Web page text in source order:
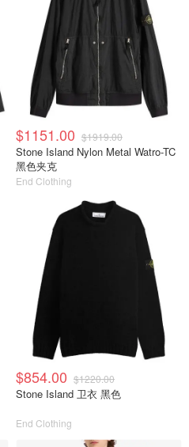
$1151.00 $1919.00
Stone Island Nylon Metal Watro-TC
黑色夹克
End Clothing
$854.00 $1220.00
Stone Island 卫衣 黑色
End Clothing